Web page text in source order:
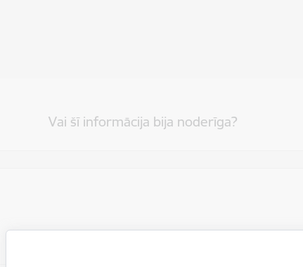
Vai šī informācija bija noderīga?